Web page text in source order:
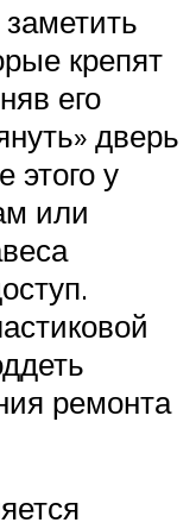
крепят
его
дверь
этого у
или
ремонта